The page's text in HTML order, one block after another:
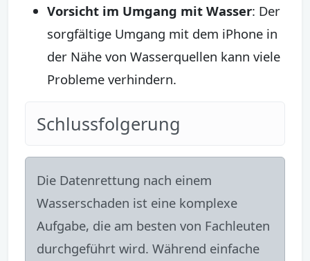
Vorsicht im Umgang mit Wasser: Der
sorgfältige Umgang mit dem iPhone in
der Nähe von Wasserquellen kann viele
Probleme verhindern.
Schlussfolgerung
Die Datenrettung nach einem
Wasserschaden ist eine komplexe
Aufgabe, die am besten von Fachleuten
durchgeführt wird. Während einfache